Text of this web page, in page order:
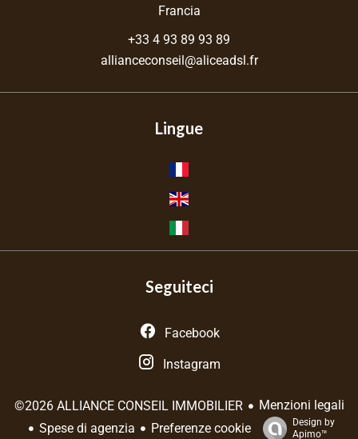
Francia
+33 4 93 89 93 89
allianceconseil@aliceadsl.fr
Lingue
Seguiteci
Facebook
Instagram
©2026 ALLIANCE CONSEIL IMMOBILIER
Menzioni legali
Spese di agenzia
Preferenze cookie
Design by
Apimo™